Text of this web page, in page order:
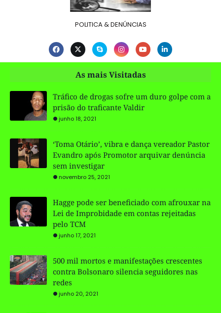
POLITICA & DENÚNCIAS
As mais Visitadas
Tráfico de drogas sofre um duro golpe com a
prisão do traficante Valdir
junho 18, 2021
‘Toma Otário’, vibra e dança vereador Pastor
Evandro após Promotor arquivar denúncia
sem investigar
novembro 25, 2021
Hagge pode ser beneficiado com afrouxar na
Lei de Improbidade em contas rejeitadas
pelo TCM
junho 17, 2021
500 mil mortos e manifestações crescentes
contra Bolsonaro silencia seguidores nas
redes
junho 20, 2021